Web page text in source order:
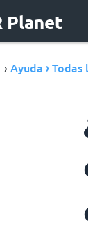
Planet
› Ayuda ›